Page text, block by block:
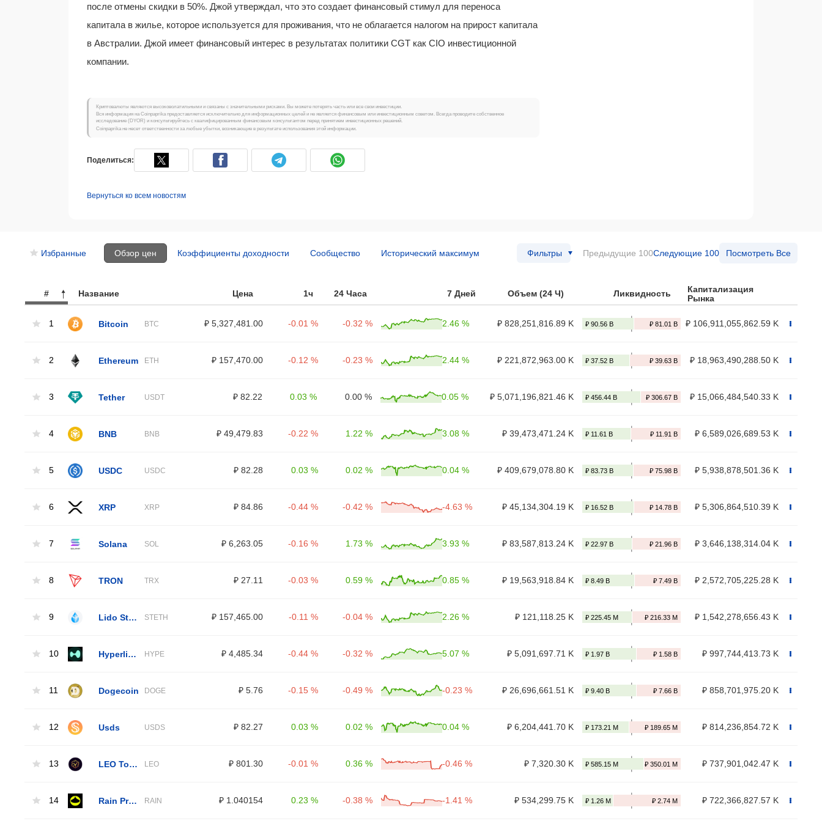
после отмены скидки в 50%. Джой утверждал, что это создает финансовый стимул для переноса
капитала в жилье, которое используется для проживания, что не облагается налогом на прирост капитала
в Австралии. Джой имеет финансовый интерес в результатах политики CGT как CIO инвестиционной
компании.
Криптовалюты являются высоковолатильными и связаны с значительными рисками. Вы можете потерять часть или все свои инвестиции.
Вся информация на Coinpaprika предоставляется исключительно для информационных целей и не является финансовым или инвестиционным советом. Всегда проводите собственное
исследование (DYOR) и консультируйтесь с квалифицированным финансовым консультантом перед принятием инвестиционных решений.
Coinpaprika не несет ответственности за любые убытки, возникающие в результате использования этой информации.
Поделиться:
Вернуться ко всем новостям
Избранные Обзор цен Коэффициенты доходности Сообщество Исторический максимум Фильтры Предыдущие 100Следующие 100 Посмотреть Все
# Название Цена 1ч 24 Часа 7 Дней Объем (24 Ч) Ликвидность
Капитализация
Рынка
1 Bitcoin BTC ₽ 5,327,481.00 -0.01 % -0.32 % 2.46 % ₽ 828,251,816.89 K ₽ 106,911,055,862.59 K
2 Ethereum ETH ₽ 157,470.00 -0.12 % -0.23 % 2.44 % ₽ 221,872,963.00 K ₽ 18,963,490,288.50 K
3 Tether USDT ₽ 82.22 0.03 % 0.00 % 0.05 % ₽ 5,071,196,821.46 K ₽ 15,066,484,540.33 K
4 BNB BNB ₽ 49,479.83 -0.22 % 1.22 % 3.08 % ₽ 39,473,471.24 K ₽ 6,589,026,689.53 K
5 USDC USDC ₽ 82.28 0.03 % 0.02 % 0.04 % ₽ 409,679,078.80 K ₽ 5,938,878,501.36 K
6 XRP XRP ₽ 84.86 -0.44 % -0.42 % -4.63 % ₽ 45,134,304.19 K ₽ 5,306,864,510.39 K
7 Solana SOL ₽ 6,263.05 -0.16 % 1.73 % 3.93 % ₽ 83,587,813.24 K ₽ 3,646,138,314.04 K
8 TRON TRX ₽ 27.11 -0.03 % 0.59 % 0.85 % ₽ 19,563,918.84 K ₽ 2,572,705,225.28 K
9 STETH ₽ 157,465.00 -0.11 % -0.04 % 2.26 % ₽ 121,118.25 K ₽ 1,542,278,656.43 K
10 HYPE ₽ 4,485.34 -0.44 % -0.32 % 5.07 % ₽ 5,091,697.71 K ₽ 997,744,413.73 K
11 Dogecoin DOGE ₽ 5.76 -0.15 % -0.49 % -0.23 % ₽ 26,696,661.51 K ₽ 858,701,975.20 K
12 Usds USDS ₽ 82.27 0.03 % 0.02 % 0.04 % ₽ 6,204,441.70 K ₽ 814,236,854.72 K
13 LEO ₽ 801.30 -0.01 % 0.36 % -0.46 % ₽ 7,320.30 K ₽ 737,901,042.47 K
14 Rain Protocol RAIN ₽ 1.040154 0.23 % -0.38 % -1.41 % ₽ 534,299.75 K ₽ 722,366,827.57 K